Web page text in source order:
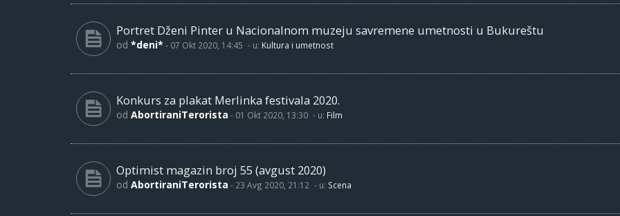
Portret Dženi Pinter u Nacionalnom muzeju savremene umetnosti u Bukureštu
od *deni* - 07 Okt 2020, 14:45 - u: Kultura i umetnost
Konkurs za plakat Merlinka festivala 2020.
od AbortiraniTerorista - 01 Okt 2020, 13:30 - u: Film
Optimist magazin broj 55 (avgust 2020)
od AbortiraniTerorista - 23 Avg 2020, 21:12 - u: Scena